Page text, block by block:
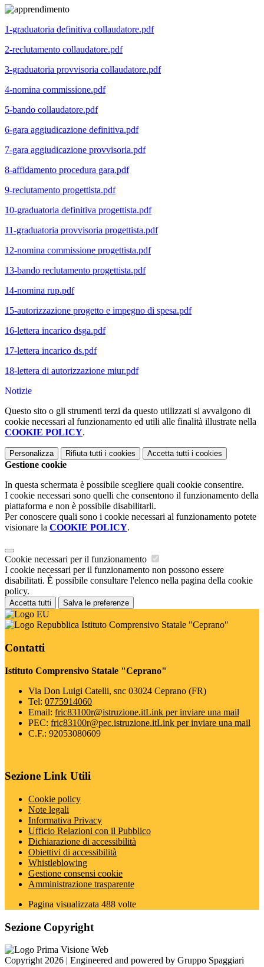
1-graduatoria definitiva collaudatore.pdf
2-reclutamento collaudatore.pdf
3-graduatoria provvisoria collaudatore.pdf
4-nomina commissione.pdf
5-bando collaudatore.pdf
6-gara aggiudicazione definitiva.pdf
7-gara aggiudicazione provvisoria.pdf
8-affidamento procedura gara.pdf
9-reclutamento progettista.pdf
10-graduatoria definitiva progettista.pdf
11-graduatoria provvisoria progettista.pdf
12-nomina commissione progettista.pdf
13-bando reclutamento progettista.pdf
14-nomina rup.pdf
15-autorizzazione progetto e impegno di spesa.pdf
16-lettera incarico dsga.pdf
17-lettera incarico ds.pdf
18-lettera di autorizzazione miur.pdf
Notizie
Questo sito o gli strumenti terzi da questo utilizzati si avvalgono di
cookie necessari al funzionamento ed utili alle finalità illustrate nella
COOKIE POLICY.
Personalizza Rifiuta tutti i cookies Accetta tutti i cookies
Gestione cookie
In questa schermata è possibile scegliere quali cookie consentire.
I cookie necessari sono quelli che consentono il funzionamento della
piattaforma e non è possibile disabilitarli.
Per conoscere quali sono i cookie necessari al funzionamento potete
visionare la COOKIE POLICY.
Cookie necessari per il funzionamento
I cookie necessari per il funzionamento non possono essere
disabilitati. È possibile consultare l'elenco nella pagina della cookie
policy.
Accetta tutti Salva le preferenze
Istituto Comprensivo Statale "Ceprano"
Contatti
Istituto Comprensivo Statale "Ceprano"
Via Don Luigi Catelli, snc 03024 Ceprano (FR)
Tel: 0775914060
Email: fric83100r@istruzione.itLink per inviare una mail
PEC: fric83100r@pec.istruzione.itLink per inviare una mail
C.F.: 92053080609
Sezione Link Utili
Cookie policy
Note legali
Informativa Privacy
Ufficio Relazioni con il Pubblico
Dichiarazione di accessibilità
Obiettivi di accessibilità
Whistleblowing
Gestione consensi cookie
Amministrazione trasparente
Pagina visualizzata 488 volte
Sezione Copyright
Copyright 2026 | Engineered and powered by Gruppo Spaggiari